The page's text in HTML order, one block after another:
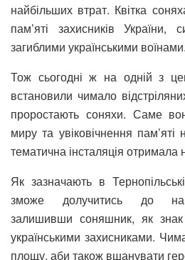
найбільших втрат. Квітка
пам’яті захисників
загиблими українськими воїнами.
Тож сьогодні ж на одній з
встановили чимало
проростають соняхи. Саме
миру та увіковічнення
тематична інсталяція отримала
Як зазначають в
зможе долучитись до
залишивши соняшник, як знак
українськими захисниками.
площу, аби також вшанувати